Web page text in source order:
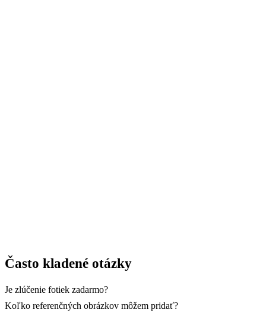
Často kladené otázky
Je zlúčenie fotiek zadarmo?
Koľko referenčných obrázkov môžem pridať?